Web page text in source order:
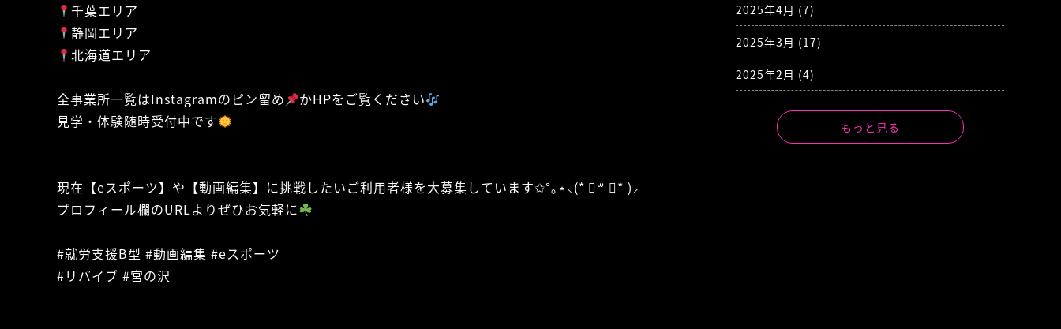
千葉エリア
静岡エリア
北海道エリア
全事業所一覧はInstagramのピン留め
かHPをご覧ください
見学・体験随時受付中です
——————————
現在【eスポーツ】や【動画編集】に挑戦したいご利用者様を大募集しています‪✩°｡⋆⸜(* ॑꒳ ॑* )⸝‬
プロフィール欄のURLよりぜひお気軽に
#就労支援B型 #動画編集 #eスポーツ
#リバイブ #宮の沢
2025年4月 (7)
2025年3月 (17)
2025年2月 (4)
もっと見る